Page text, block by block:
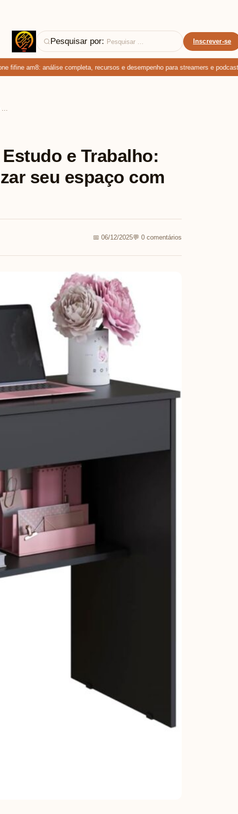
Pesquisar por: Inscrever-se
am8: análise completa, recursos e desempenho para streamers e podcasters
e Trabalho:
seu espaço com
📅 06/12/2025💬 0 comentários